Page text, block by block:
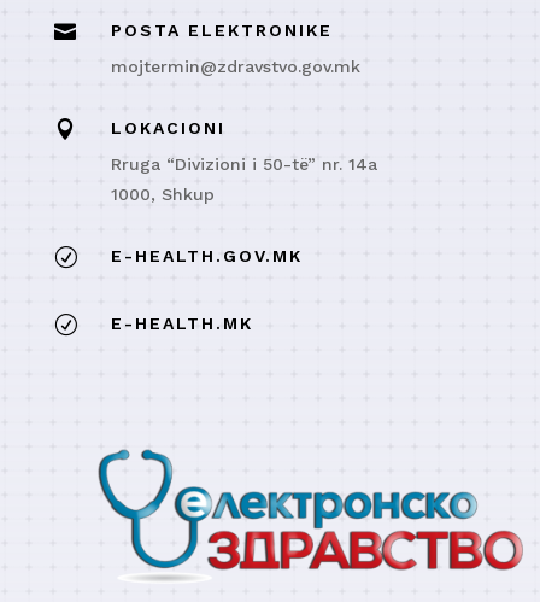

POSTA ELEKTRONIKE
mojtermin@zdravstvo.gov.mk

LOKACIONI
Rruga “Divizioni i 50-të” nr. 14a
1000, Shkup
R E-HEALTH.GOV.MK
R E-HEALTH.MK